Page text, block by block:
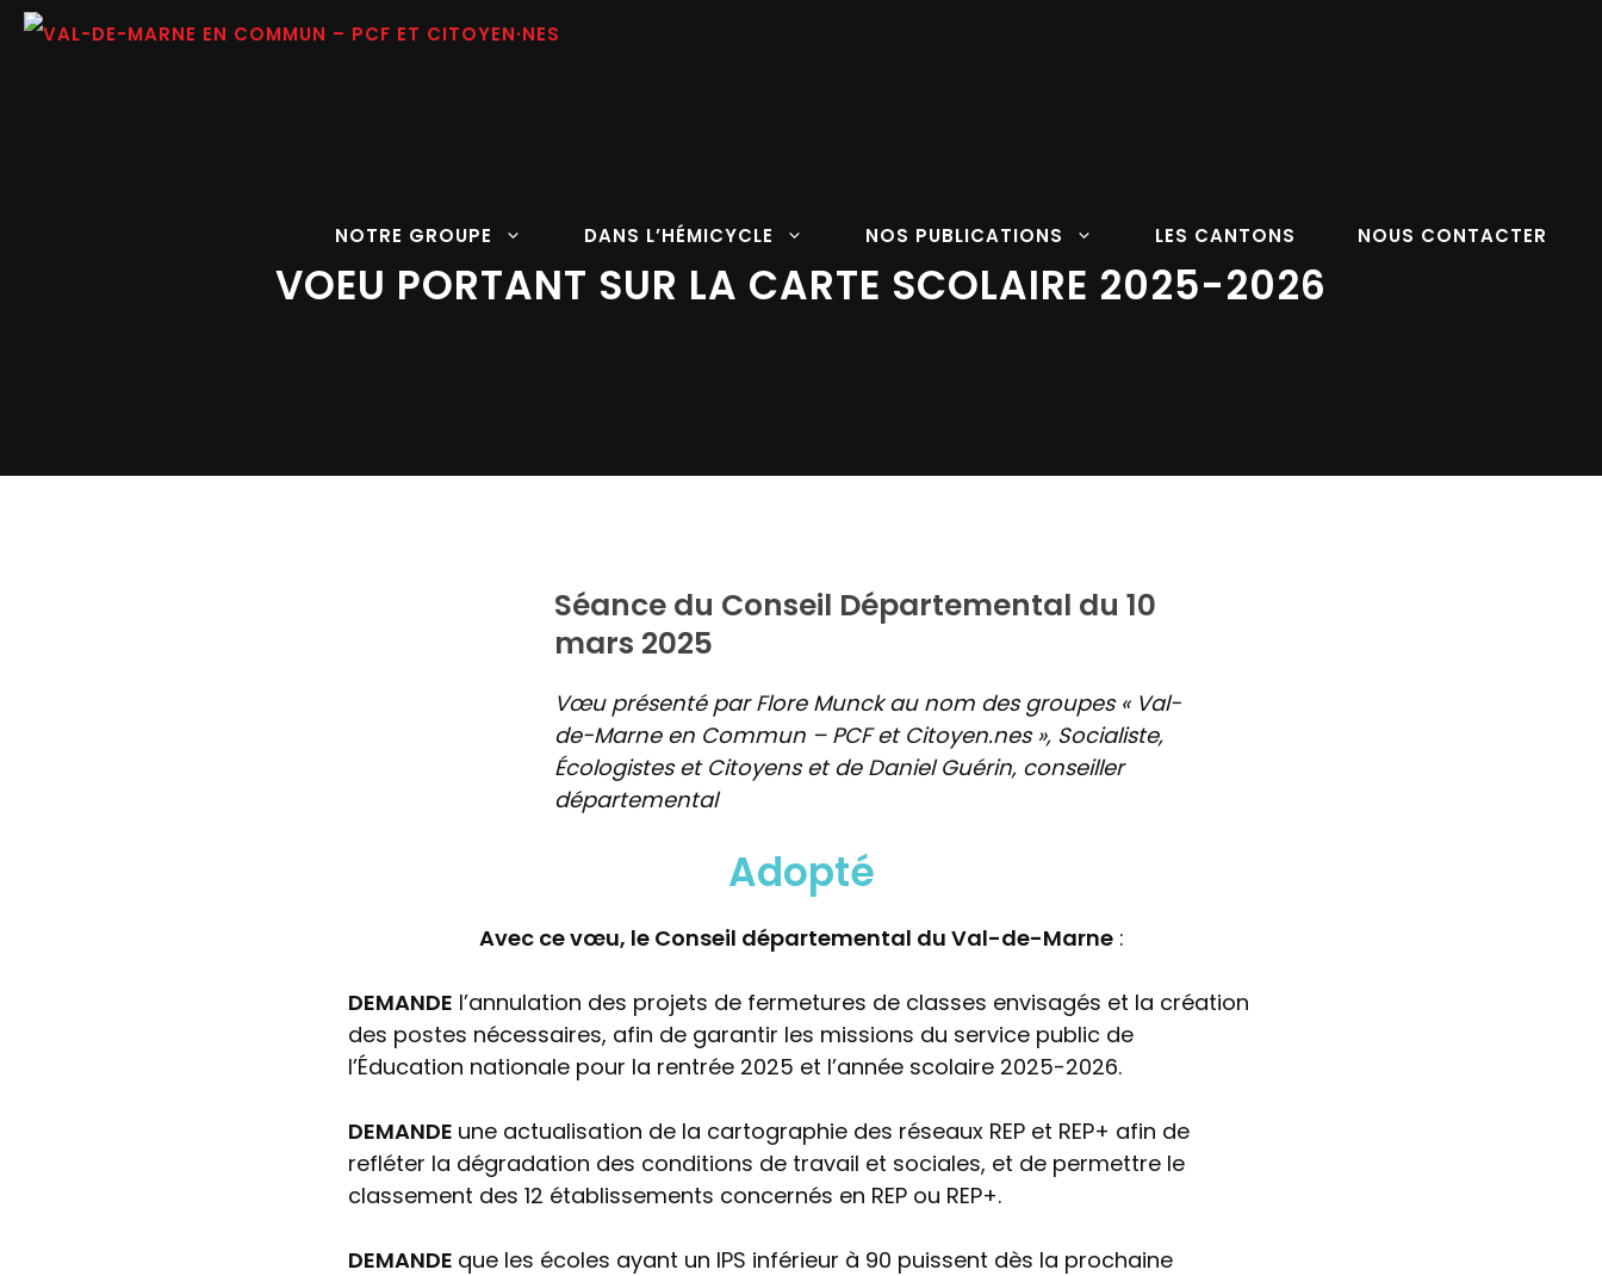
Aller
NOTRE GROUPE DANS L’HÉMICYCLE NOS PUBLICATIONS LES CANTONS NOUS CONTACTER
VOEU PORTANT SUR LA CARTE SCOLAIRE 2025-2026
Séance du Conseil Départemental du 10
mars 2025
Vœu présenté par Flore Munck au nom des groupes « Val-
de-Marne en Commun – PCF et Citoyen.nes », Socialiste,
Écologistes et Citoyens et de Daniel Guérin, conseiller
départemental
Adopté
Avec ce vœu, le Conseil départemental du Val-de-Marne:
DEMANDE l’annulation des projets de fermetures de classes envisagés et la création
des postes nécessaires, afin de garantir les missions du service public de
l’Éducation nationale pour la rentrée 2025 et l’année scolaire 2025-2026.
DEMANDE une actualisation de la cartographie des réseaux REP et REP+ afin de
refléter la dégradation des conditions de travail et sociales, et de permettre le
classement des 12 établissements concernés en REP ou REP+.
DEMANDE que les écoles ayant un IPS inférieur à 90 puissent dès la prochaine